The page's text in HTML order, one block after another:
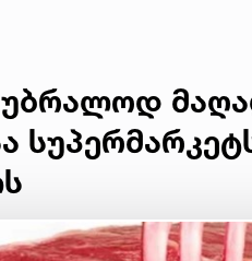
უბრალოდ